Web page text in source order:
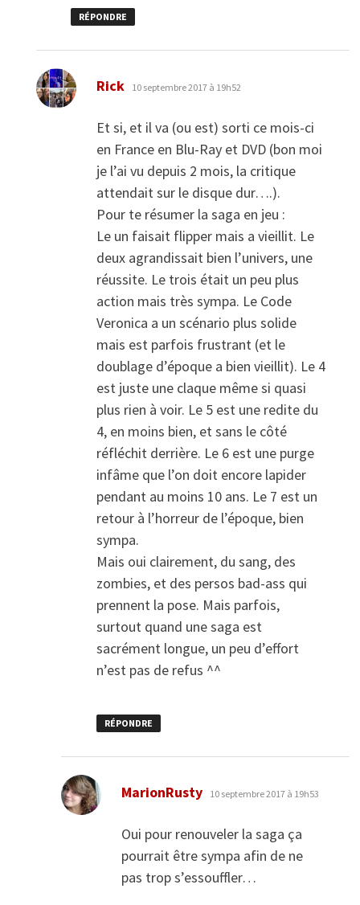
RÉPONDRE
Rick dit :
10 septembre 2017 à 19h52
Et si, et il va (ou est) sorti ce mois-ci
en France en Blu-Ray et DVD (bon moi
je l’ai vu depuis 2 mois, la critique
attendait sur le disque dur….).
Pour te résumer la saga en jeu :
Le un faisait flipper mais a vieillit. Le
deux agrandissait bien l’univers, une
réussite. Le trois était un peu plus
action mais très sympa. Le Code
Veronica a un scénario plus solide
mais est parfois frustrant (et le
doublage d’époque a bien vieillit). Le 4
est juste une claque même si quasi
plus rien à voir. Le 5 est une redite du
4, en moins bien, et sans le côté
réfléchit derrière. Le 6 est une purge
infâme que l’on doit encore lapider
pendant au moins 10 ans. Le 7 est un
retour à l’horreur de l’époque, bien
sympa.
Mais oui clairement, du sang, des
zombies, et des persos bad-ass qui
prennent la pose. Mais parfois,
surtout quand une saga est
sacrément longue, un peu d’effort
n’est pas de refus ^^
RÉPONDRE
MarionRusty dit :
10 septembre 2017 à 19h53
Oui pour renouveler la saga ça
pourrait être sympa afin de ne
pas trop s’essouffler…